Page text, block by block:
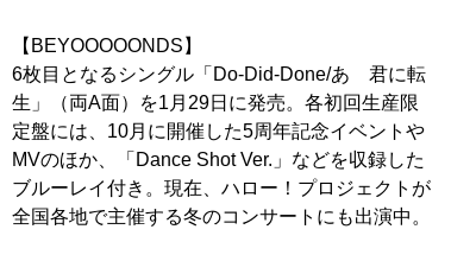
【BEYOOOOONDS】
6枚目となるシングル「Do-Did-Done/あゝ君に転
生」（両A面）を1月29日に発売。各初回生産限
定盤には、10月に開催した5周年記念イベントや
MVのほか、「Dance Shot Ver.」などを収録した
ブルーレイ付き。現在、ハロー！プロジェクトが